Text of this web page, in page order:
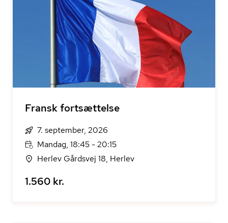
Fransk fortsættelse
7. september, 2026
Mandag, 18:45 - 20:15
Herlev Gårdsvej 18, Herlev
1.560 kr.